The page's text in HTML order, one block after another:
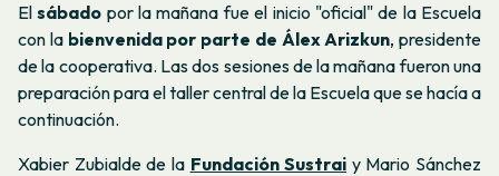
Elsábado por la mañana fue el inicio "oficial" de la Escuela
con la bienvenida por parte de Álex Arizkun, presidente
de la cooperativa. Las dos sesiones de la mañana fueron una
preparación para el taller central de la Escuela que se hacía a
continuación.
Xabier Zubialde de la Fundación Sustrai y Mario Sánchez